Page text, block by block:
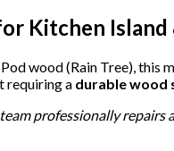
Kitchen Island
wood (Rain Tree),
requiring a durable wood
professionally repairs